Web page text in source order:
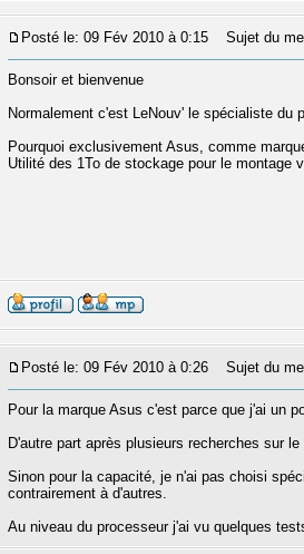
Posté le: 09 Fév 2010 à 0:15 Sujet du
Bonsoir et bienvenue
Normalement c'est LeNouv' le spécialiste du
Pourquoi exclusivement Asus, comme
Utilité des 1To de stockage pour le montage
Posté le: 09 Fév 2010 à 0:26 Sujet du
Pour la marque Asus c'est parce que j'ai un
D'autre part après plusieurs recherches sur
Sinon pour la capacité, je n'ai pas choisi
contrairement à d'autres.
Au niveau du processeur j'ai vu quelques